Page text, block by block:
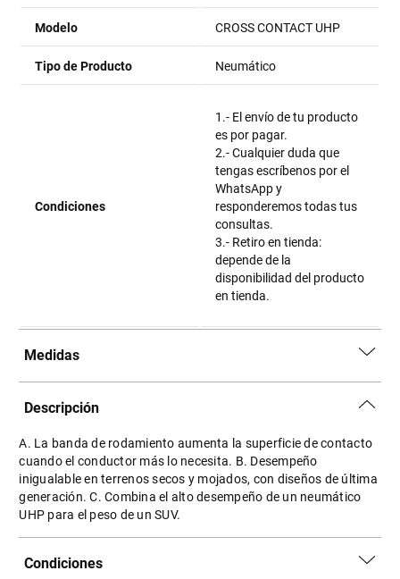
Modelo CROSS CONTACT UHP
Tipo de Producto Neumático
Condiciones
1.- El envío de tu producto
es por pagar.
2.- Cualquier duda que
tengas escríbenos por el
WhatsApp y
responderemos todas tus
consultas.
3.- Retiro en tienda:
depende de la
disponibilidad del producto
en tienda.
Medidas
Descripción
A. La banda de rodamiento aumenta la superficie de contacto
cuando el conductor más lo necesita. B. Desempeño
inigualable en terrenos secos y mojados, con diseños de última
generación. C. Combina el alto desempeño de un neumático
UHP para el peso de un SUV.
Condiciones